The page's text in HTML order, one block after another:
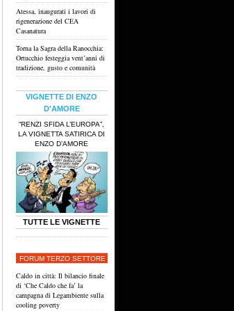
Atessa, inaugurati i lavori di
rigenerazione del CEA
Casanatura
Torna la Sagra della Ranocchia:
Ortucchio festeggia vent’anni di
tradizione, gusto e comunità
VIGNETTE DI ENZO
D'AMORE
“RENZI SFIDA L’EUROPA”,
LA VIGNETTA SATIRICA DI
ENZO D’AMORE
TUTTE LE VIGNETTE
FORUM TERZO SETTORE
Caldo in città: Il bilancio finale
di ‘Che Caldo che fa’ la
campagna di Legambiente sulla
cooling poverty